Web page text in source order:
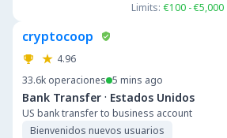
Limits: €100 - €5,000
cryptocoop
4.96
33.6k operaciones 5 mins ago
Bank Transfer · Estados Unidos
US bank transfer to business account
Bienvenidos nuevos usuarios